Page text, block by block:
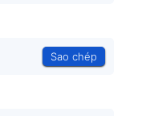
Sao chép